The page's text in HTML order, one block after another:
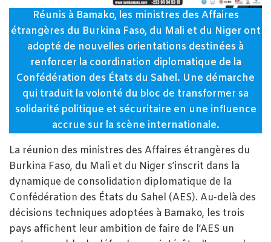
Réunis à Bamako, les ministres des Affaires
étrangères du Burkina Faso, du Mali et du Niger ont
adopté de nouvelles orientations destinées à
renforcer la coordination diplomatique de la
Confédération des États du Sahel. Une démarche
qui traduit la volonté du bloc de transformer sa
solidarité politique et sécuritaire en une influence
accrue sur la scène internationale.
La réunion des ministres des Affaires étrangères du
Burkina Faso, du Mali et du Niger s’inscrit dans la
dynamique de consolidation diplomatique de la
Confédération des États du Sahel (AES). Au-delà des
décisions techniques adoptées à Bamako, les trois
pays affichent leur ambition de faire de l’AES un